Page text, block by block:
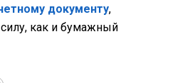
документу,
как и бумажный